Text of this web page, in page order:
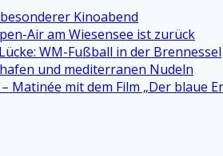
Kinoabend
Air am Wiesensee ist zurück
WM-Fußball in der Brennessel
und mediterranen Nudeln
Matinée mit dem Film „Der blaue